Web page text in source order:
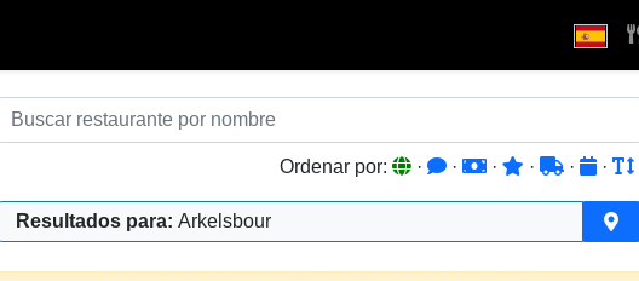
Ordenar por: · · · · · ·
Resultados para: Arkelsbour